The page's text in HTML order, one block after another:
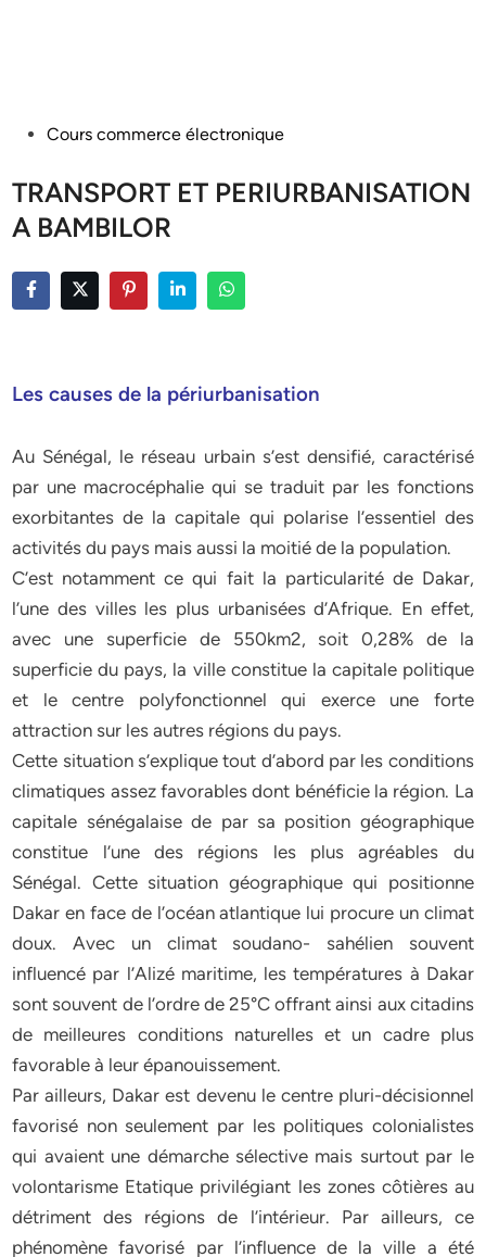
PostedCours commerce électronique
TRANSPORT ET PERIURBANISATION
A BAMBILOR
Les causes de la périurbanisation
Au Sénégal, le réseau urbain s’est densifié, caractérisé
par une macrocéphalie qui se traduit par les fonctions
exorbitantes de la capitale qui polarise l’essentiel des
activités du pays mais aussi la moitié de la population.
C’est notamment ce qui fait la particularité de Dakar,
l’une des villes les plus urbanisées d’Afrique. En effet,
avec une superficie de 550km2, soit 0,28% de la
superficie du pays, la ville constitue la capitale politique
et le centre polyfonctionnel qui exerce une forte
attraction sur les autres régions du pays.
Cette situation s’explique tout d’abord par les conditions
climatiques assez favorables dont bénéficie la région. La
capitale sénégalaise de par sa position géographique
constitue l’une des régions les plus agréables du
Sénégal. Cette situation géographique qui positionne
Dakar en face de l’océan atlantique lui procure un climat
doux. Avec un climat soudano- sahélien souvent
influencé par l’Alizé maritime, les températures à Dakar
sont souvent de l’ordre de 25°C offrant ainsi aux citadins
de meilleures conditions naturelles et un cadre plus
favorable à leur épanouissement.
Par ailleurs, Dakar est devenu le centre pluri-décisionnel
favorisé non seulement par les politiques colonialistes
qui avaient une démarche sélective mais surtout par le
volontarisme Etatique privilégiant les zones côtières au
détriment des régions de l’intérieur. Par ailleurs, ce
phénomène favorisé par l’influence de la ville a été